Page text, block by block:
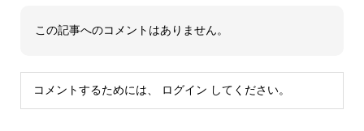
この記事へのコメントはありません。
コメントするためには、 ログイン してください。